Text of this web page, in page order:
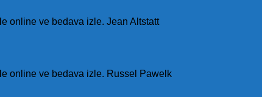
online ve bedava izle. Jean Altstatt
online ve bedava izle. Russel Pawelk